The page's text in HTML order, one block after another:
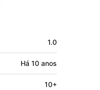
1.0
Há 10 anos
10+